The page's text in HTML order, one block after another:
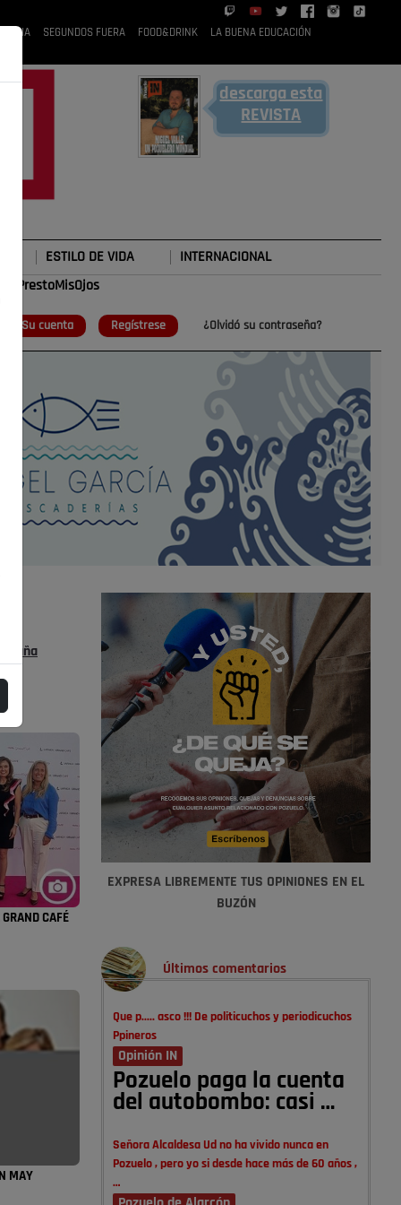
RUBIA SEGUNDOS FUERA FOOD&DRINK
LA BUENA EDUCACIÓN
descarga esta
REVISTA
ESTILO DE VIDA INTERNACIONAL
#TePrestoMisOjos
Su cuenta Regístrese ¿Olvidó su contraseña?
España
CAFÉ
MAY
EXPRESA LIBREMENTE TUS OPINIONES EN EL
BUZÓN
Últimos comentarios
Que p..... asco !!! De politicuchos y periodicuchos
Ppineros
Opinión IN
Pozuelo paga la cuenta
del autobombo: casi …
Señora Alcaldesa Ud no ha vivido nunca en
Pozuelo , pero yo si desde hace más de 60 años ,
…